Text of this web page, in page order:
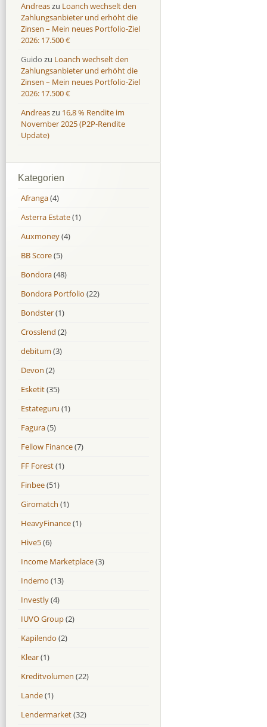
Andreaszu Loanch wechselt den
Zahlungsanbieter und erhöht die
Zinsen – Mein neues Portfolio-Ziel
2026: 17.500 €
Guido zu Loanch wechselt den
Zahlungsanbieter und erhöht die
Zinsen – Mein neues Portfolio-Ziel
2026: 17.500 €
Andreaszu 16,8 % Rendite im
November 2025 (P2P-Rendite
Update)
Kategorien
Afranga(4)
Asterra Estate(1)
Auxmoney(4)
BB Score(5)
Bondora(48)
Bondora Portfolio (22)
Bondster(1)
Crosslend (2)
debitum (3)
Devon (2)
Esketit(35)
Estateguru (1)
Fagura(5)
Fellow Finance(7)
FF Forest(1)
Finbee(51)
Giromatch (1)
HeavyFinance(1)
Hive5(6)
Income Marketplace(3)
Indemo (13)
Investly(4)
IUVO Group(2)
Kapilendo (2)
Klear(1)
Kreditvolumen (22)
Lande(1)
Lendermarket(32)